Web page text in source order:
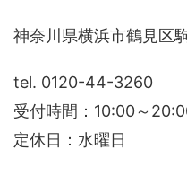
神奈川県横浜市鶴見区
tel. 0120-44-3260
受付時間： 10:00～
定休日：水曜日